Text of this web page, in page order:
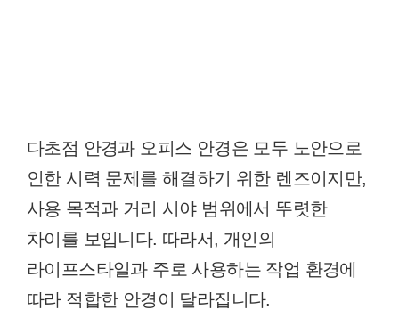
다초점 안경과 오피스 안경은 모두 노안으로
인한 시력 문제를 해결하기 위한 렌즈이지만,
사용 목적과 거리 시야 범위에서 뚜렷한
차이를 보입니다. 따라서, 개인의
라이프스타일과 주로 사용하는 작업 환경에
따라 적합한 안경이 달라집니다.